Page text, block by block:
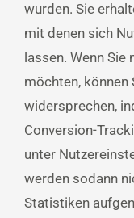
wurden. Sie
mit denen sich
lassen. Wenn
möchten, können
widersprechen,
Conversion-
unter
werden sodann
Statistiken